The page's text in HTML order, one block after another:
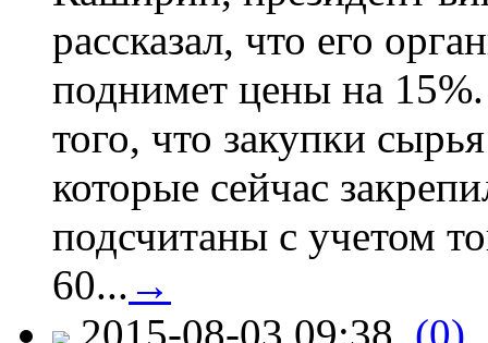
рассказал, что его
поднимет цены на
того, что закупки
которые сейчас
подсчитаны с учетом
60... →
2015-08-03 09:38 (0)